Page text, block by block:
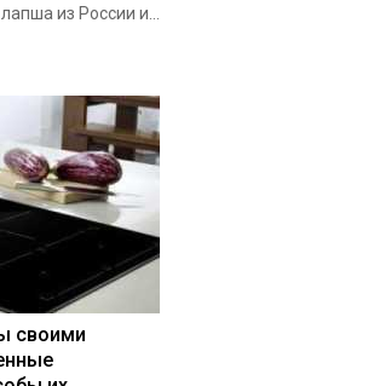
из России и...
своими